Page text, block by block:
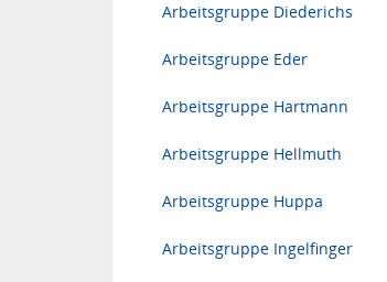
Arbeitsgruppe Diederichs
Arbeitsgruppe Eder
Arbeitsgruppe Hartmann
Arbeitsgruppe Hellmuth
Arbeitsgruppe Huppa
Arbeitsgruppe Ingelfinger